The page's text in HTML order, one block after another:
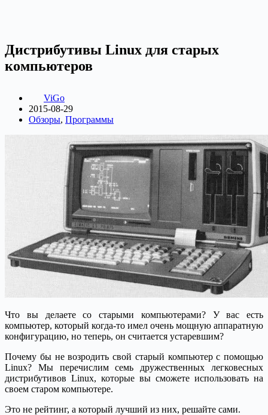
Дистрибутивы Linux для старых
компьютеров
ViGo
2015-08-29
Обзоры, Программы
Что вы делаете со старыми компьютерами? У вас есть
компьютер, который когда-то имел очень мощную аппаратную
конфигурацию, но теперь, он считается устаревшим?
Почему бы не возродить свой старый компьютер с помощью
Linux? Мы перечислим семь дружественных легковесных
дистрибутивов Linux, которые вы сможете использовать на
своем старом компьютере.
Это не рейтинг, а который лучший из них, решайте сами.